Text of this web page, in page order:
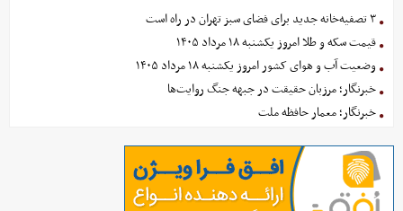
۳ تصفیه‌خانه جدید برای فضای سبز تهران در راه است
قیمت سکه و طلا امروز یکشنبه ۱۸ مرداد ۱۴۰۵
وضعیت آب و هوای کشور امروز یکشنبه ۱۸ مرداد ۱۴۰۵
خبرنگار؛ مرزبان حقیقت در جبهه جنگ روایت‌ها
خبرنگار؛ معمار حافظه ملت